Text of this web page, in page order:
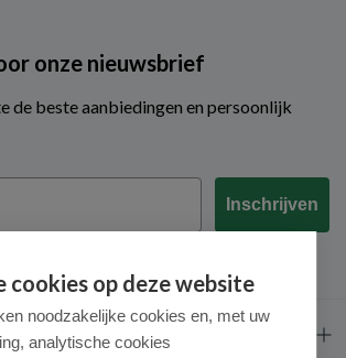
onze nieuwsbrief
de beste aanbiedingen en persoonlijk
Inschrijven
cookies op deze website
noodzakelijke cookies en, met uw
analytische cookies